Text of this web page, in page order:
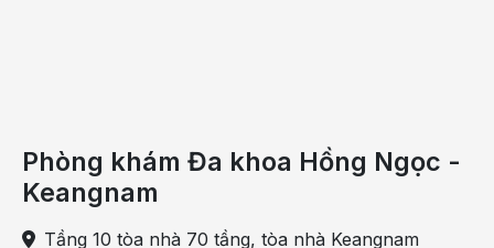
Phòng khám Đa khoa Hồng Ngọc -
Keangnam
Tầng 10 tòa nhà 70 tầng, tòa nhà Keangnam